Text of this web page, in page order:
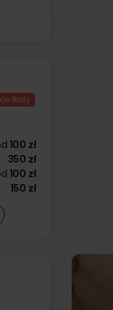
100 zł
350 zł
100 zł
150 zł